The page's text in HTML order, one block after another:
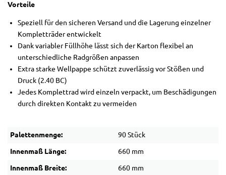
Vorteile
Speziell für den sicheren Versand und die Lagerung einzelner
Kompletträder entwickelt
Dank variabler Füllhöhe lässt sich der Karton flexibel an
unterschiedliche Radgrößen anpassen
Extra starke Wellpappe schützt zuverlässig vor Stößen und
Druck (2.40 BC)
Jedes Komplettrad wird einzeln verpackt, um Beschädigungen
durch direkten Kontakt zu vermeiden
Palettenmenge: 90 Stück
Innenmaß Länge: 660 mm
Innenmaß Breite: 660 mm